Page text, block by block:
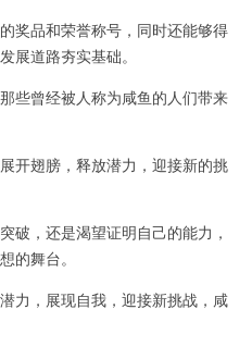
品和荣誉称号，同时还能够得
展道路夯实基础。
曾经被人称为咸鱼的人们带来
翅膀，释放潜力，迎接新的挑
，还是渴望证明自己的能力，
的舞台。
，展现自我，迎接新挑战，咸